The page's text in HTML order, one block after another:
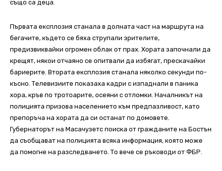
също са деца.
Първата експлозия станала в долната част на маршрута на
бегачите, където се бяха струпали зрителите,
предизвиквайки огромен облак от прах. Хората започнали да
крещят, някои отчаяно се опитвали да избягат, прескачайки
бариерите. Втората експлозия станала няколко секунди по-
късно. Телевизиите показаха кадри с изпаднали в паника
хора, кръв по тротоарите, осеяни с отломки. Началникът на
полицията призова населението към предпазливост, като
препоръча на хората да си останат по домовете.
Губернаторът на Масачузетс поиска от гражданите на Бостън
да съобщават на полицията всяка информация, която може
да помогне на разследването. То вече се ръководи от ФБР.